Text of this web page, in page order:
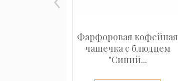
Фарфоровая кофейная
чашечка с блюдцем
"Синий...